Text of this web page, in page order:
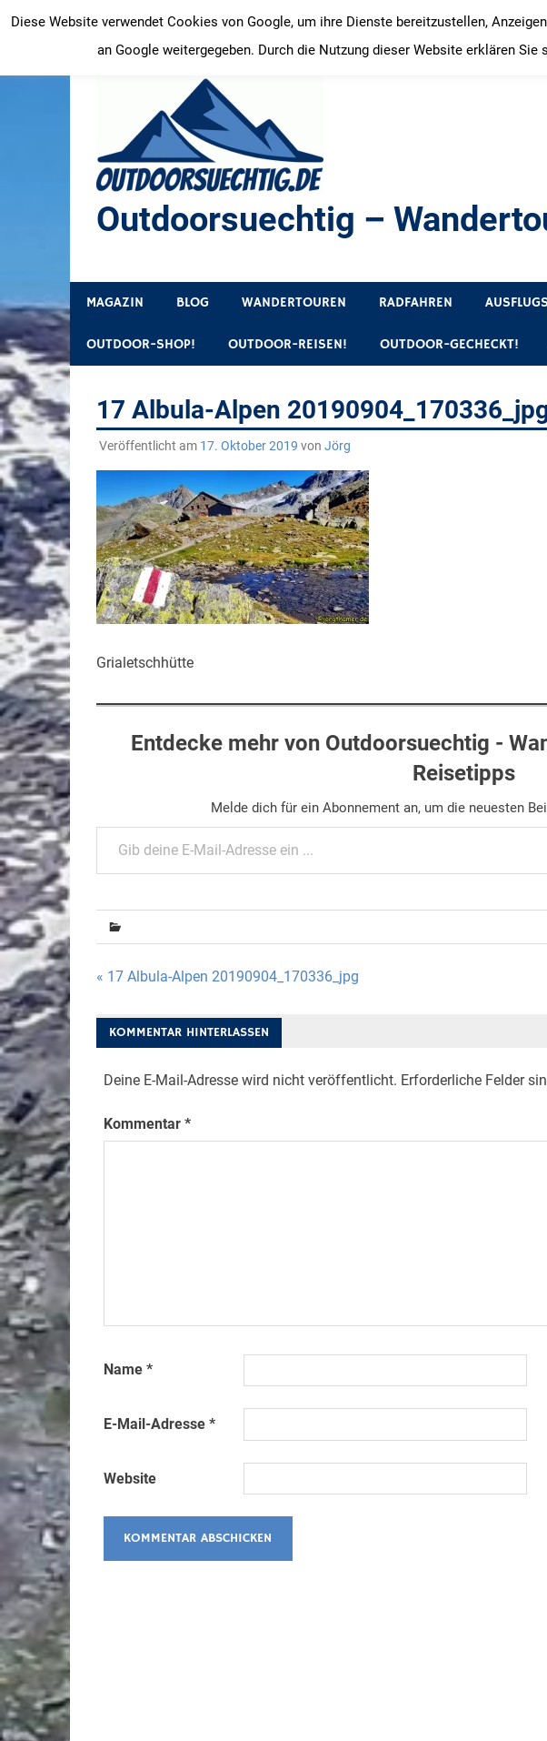
Inhalt
springen
Outdoorsuechtig –
MAGAZIN BLOG WANDERTOUREN RADFAHREN
OUTDOOR-SHOP! OUTDOOR-REISEN! OUTDOOR-GECHECKT!
17 Albula-Alpen
Veröffentlicht am 17. Oktober 2019 von Jörg
Grialetschhütte
Entdecke mehr von Outdoorsuechtig -
Reisetipps
Melde dich für ein Abonnement an, um die neuesten
Gib deine E-Mail-Adresse ein ...
Beitragsnavigation
« 17 Albula-Alpen 20190904_170336_jpg
KOMMENTAR HINTERLASSEN
Deine E-Mail-Adresse wird nicht veröffentlicht. Erforderliche Felder
Kommentar *
Name *
E-Mail-Adresse *
Website
Diese Website verwendet Cookies von Google, um ihre Dienste bereitzustellen,
an Google weitergegeben. Durch die Nutzung dieser Website erklären